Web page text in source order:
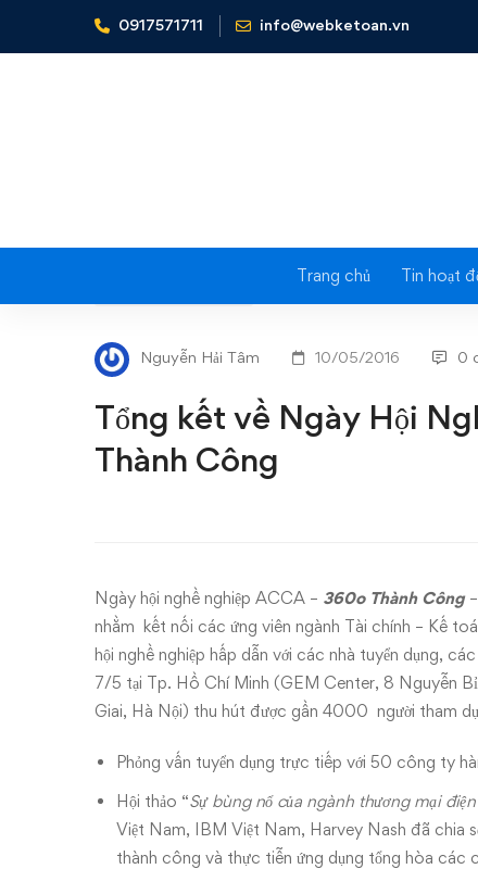
0917571711 info@webketoan.vn
Trang chủ Tin hoạt
Home Tin tức - Sự kiện Tổng kết về Ngày Hội Nghề
Tổng
kết
về
Ngày
Nghiệp
ACCA
–
360o
Thành
Công
Nguyễn Hải Tâm 10/05/2016 0
Tổng kết về Ngày Hội
Thành Công
Ngày hội nghề nghiệp ACCA – 360o Thành Công
nhằm kết nối các ứng viên ngành Tài chính – Kế
hội nghề nghiệp hấp dẫn với các nhà tuyển dụng,
7/5 tại Tp. Hồ Chí Minh (GEM Center, 8 Nguyễn
Giai, Hà Nội) thu hút được gần 4000 người tham
Phỏng vấn tuyển dụng trực tiếp với 50 công ty
Hội thảo “Sự bùng nổ của ngành thương mại
Việt Nam, IBM Việt Nam, Harvey Nash đã chia
thành công và thực tiễn ứng dụng tổng hòa các